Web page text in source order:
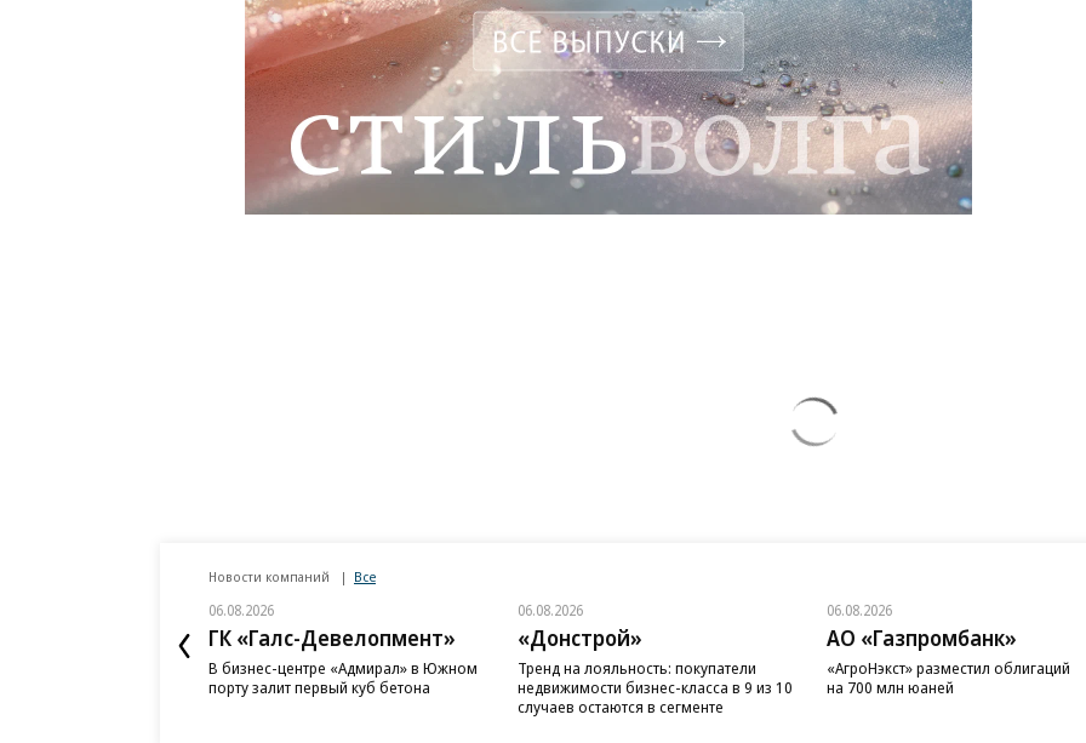
Новости компаний Все
06.08.2026
ГК «Галс-Девелопмент»
В бизнес-центре «Адмирал» в Южном
порту залит первый куб бетона
06.08.2026
«Донстрой»
Тренд на лояльность: покупатели
недвижимости бизнес-класса в 9 из 10
случаев остаются в сегменте
06.08.2026
АО «Газпромбанк»
«АгроНэкст» разместил облигаций
на 700 млн юаней